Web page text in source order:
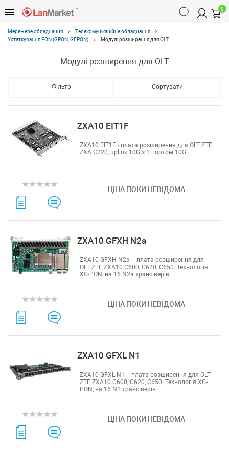
0
Мережеве обладнання
Телекомунікаційне обладнання
Устаткування PON (GPON, GEPON)
Модулі розширення для OLT
Модулі розширення для OLT
Фільтр Сортувати
ZXA10 EIT1F
ЦІНА ПОКИ НЕВІДОМА
ZXA10 EIT1F - плата розширення для OLT ZTE
ZXA C220, uplink 10G з 1 портом 10G...
ZXA10 GFXH N2a
ЦІНА ПОКИ НЕВІДОМА
ZXA10 GFXH N2a – плата розширення для
OLT ZTE ZXA10 C600, C620, C650. Технологія
XG-PON, на 16 N2a трансіверів...
ZXA10 GFXL N1
ЦІНА ПОКИ НЕВІДОМА
ZXA10 GFXL N1 – плата розширення для OLT
ZTE ZXA10 C600, C620, C650. Технологія XG-
PON, на 16 N1 трансіверів...